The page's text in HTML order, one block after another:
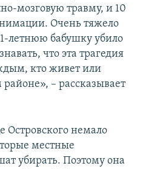
мозговую травму, и 10
Очень тяжело
летнюю бабушку убило
что эта трагедия
кто живет или
– рассказывает
Островского немало
местные
убирать. Поэтому она